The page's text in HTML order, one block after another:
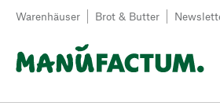
Zum Inhalt springen
Warenhäuser Brot & Butter